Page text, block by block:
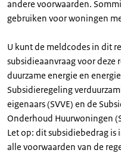
andere voorwaarden.
gebruiken voor woningen
U kunt de meldcodes in dit
subsidieaanvraag voor deze
duurzame energie en
Subsidieregeling
eigenaars (SVVE) en de
Onderhoud Huurwoningen
Let op: dit subsidiebedrag
alle voorwaarden van de